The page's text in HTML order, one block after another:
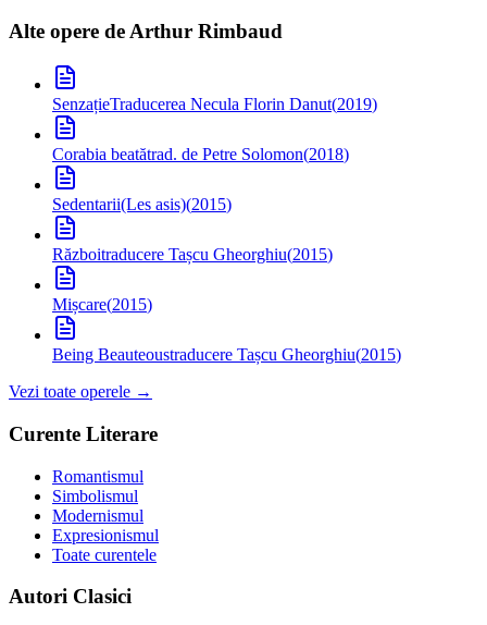
Alte opere deArthur Rimbaud
SenzațieTraducerea Necula Florin Danut(2019)
Corabia beatătrad. de Petre Solomon(2018)
Sedentarii(Les asis)(2015)
Războitraducere Tașcu Gheorghiu(2015)
Mișcare(2015)
Being Beauteoustraducere Tașcu Gheorghiu(2015)
Vezi toate operele →
Curente Literare
Romantismul
Simbolismul
Modernismul
Expresionismul
Toate curentele
Autori Clasici